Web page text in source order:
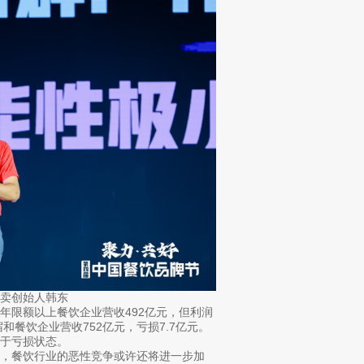
创始人韩东
额以上餐饮企业营收492亿元，但利润
餐饮企业营收752亿元，亏损7.7亿元。
亏损状态。
饮行业的恶性竞争或许还将进一步加